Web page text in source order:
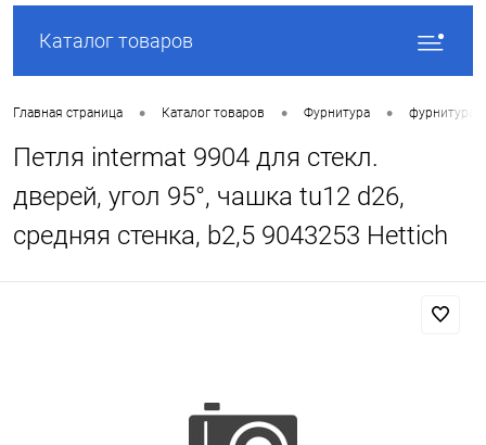
Каталог товаров
Главная страница • Каталог товаров • Фурнитура • фурнитура
Петля intermat 9904 для стекл.
дверей, угол 95°, чашка tu12 d26,
средняя стенка, b2,5 9043253 Hettich